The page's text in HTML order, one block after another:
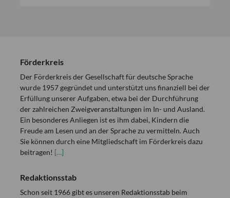
Förderkreis
Der Förderkreis der Gesellschaft für deutsche Sprache
wurde 1957 gegründet und unterstützt uns finanziell bei der
Erfüllung unserer Aufgaben, etwa bei der Durchführung
der zahlreichen Zweigveranstaltungen im In- und Ausland.
Ein besonderes Anliegen ist es ihm dabei, Kindern die
Freude am Lesen und an der Sprache zu vermitteln. Auch
Sie können durch eine Mitgliedschaft im Förderkreis dazu
beitragen! […]
Redaktionsstab
Schon seit 1966 gibt es unseren Redaktionsstab beim